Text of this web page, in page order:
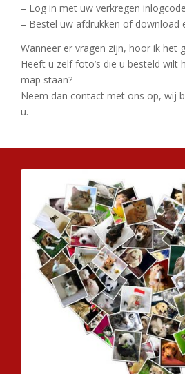
– Log in met uw verkregen
– Bestel uw afdrukken of download
Wanneer er vragen zijn, hoor ik het
Heeft u zelf foto’s die u besteld wilt
map staan?
Neem dan contact met ons op, wij
u.